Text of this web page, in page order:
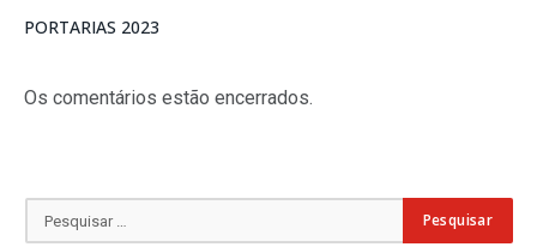
PORTARIAS 2023
Os comentários estão encerrados.